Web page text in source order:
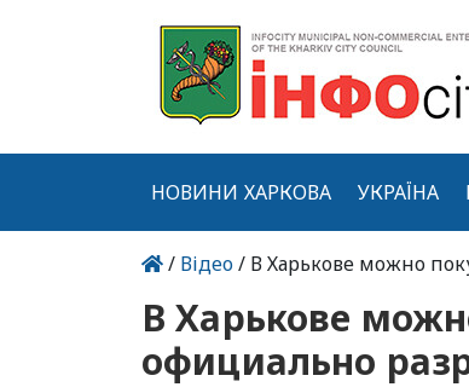
НОВИНИ ХАРКОВА УКРАЇНА
/ Відео/ В Харькове можно
В Харькове
официально